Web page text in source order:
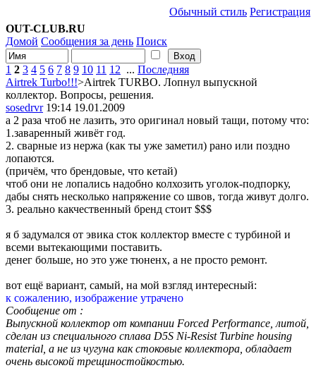
Обычный стиль Регистрация
OUT-CLUB.RU
Домой Сообщения за день Поиск
1 2 3 4 5 6 7 8 9 10 11 12 ... Последняя
Airtrek Turbo!!!>Airtrek TURBO. Лопнул выпускной
коллектор. Вопросы, решения.
sosedrvr19:14 19.01.2009
а 2 раза чтоб не лазить, это оригинал новый тащи, потому что:
1.заваренный живёт год.
2. сварные из нержа (как ты уже заметил) рано или поздно
лопаются.
(причём, что брендовые, что кетай)
чтоб они не лопались надобно колхозить уголок-подпорку,
дабы снять несколько напряжение со швов, тогда живут долго.
3. реально какчественный бренд стоит $$$
я б задумался от эвика сток коллектор вместе с турбиной и
всеми вытекающими поставить.
денег больше, но это уже тюненх, а не просто ремонт.
вот ещё вариант, самый, на мой взгляд интересный:
к сожалению, изображение утрачено
Сообщение от :
Выпускной коллектор от компании Forced Performance, литой,
сделан из специального сплава D5S Ni-Resist Turbine housing
material, а не из чугуна как стоковые коллектора, обладает
очень высокой трещиностойкостью.